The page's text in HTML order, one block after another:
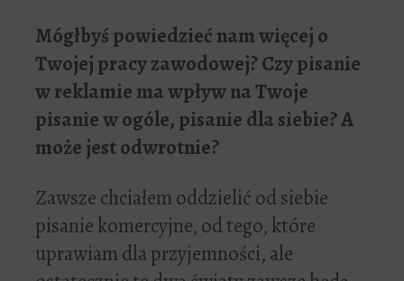
Mógłbyśpowiedziećnam więcej o
Twojej pracy zawodowej? Czy pisanie
w reklamie ma wpływ na Twoje
pisanie w ogóle, pisanie dla siebie? A
może jest odwrotnie?
Zawsze chciałem oddzielić od siebie
pisanie komercyjne, od tego, które
uprawiam dla przyjemności, ale